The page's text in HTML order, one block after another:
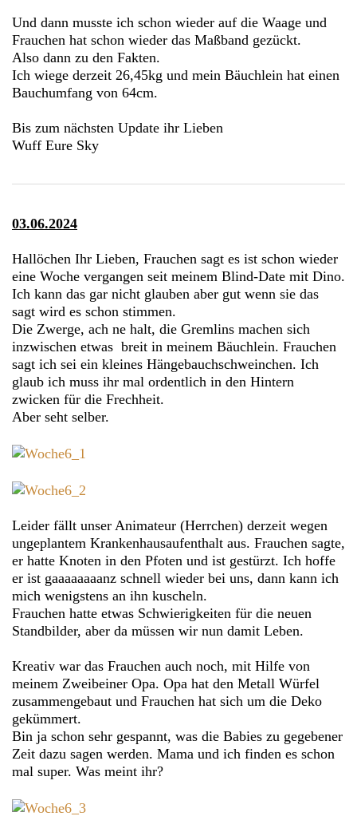
Und dann musste ich schon wieder auf die Waage und
Frauchen hat schon wieder das Maßband gezückt.
Also dann zu den Fakten.
Ich wiege derzeit 26,45kg und mein Bäuchlein hat einen
Bauchumfang von 64cm.
Bis zum nächsten Update ihr Lieben
Wuff Eure Sky
03.06.2024
Hallöchen Ihr Lieben, Frauchen sagt es ist schon wieder
eine Woche vergangen seit meinem Blind-Date mit Dino.
Ich kann das gar nicht glauben aber gut wenn sie das
sagt wird es schon stimmen.
Die Zwerge, ach ne halt, die Gremlins machen sich
inzwischen etwas breit in meinem Bäuchlein. Frauchen
sagt ich sei ein kleines Hängebauchschweinchen. Ich
glaub ich muss ihr mal ordentlich in den Hintern
zwicken für die Frechheit.
Aber seht selber.
Leider fällt unser Animateur (Herrchen) derzeit wegen
ungeplantem Krankenhausaufenthalt aus. Frauchen sagte,
er hatte Knoten in den Pfoten und ist gestürzt. Ich hoffe
er ist gaaaaaaaanz schnell wieder bei uns, dann kann ich
mich wenigstens an ihn kuscheln.
Frauchen hatte etwas Schwierigkeiten für die neuen
Standbilder, aber da müssen wir nun damit Leben.
Kreativ war das Frauchen auch noch, mit Hilfe von
meinem Zweibeiner Opa. Opa hat den Metall Würfel
zusammengebaut und Frauchen hat sich um die Deko
gekümmert.
Bin ja schon sehr gespannt, was die Babies zu gegebener
Zeit dazu sagen werden. Mama und ich finden es schon
mal super. Was meint ihr?